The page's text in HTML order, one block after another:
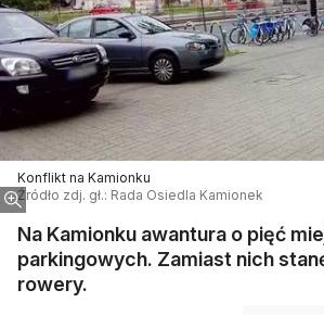
Konflikt na Kamionku
Źródło zdj. gł.: Rada Osiedla Kamionek
Na Kamionku awantura o pięć
parkingowych. Zamiast nich
rowery.